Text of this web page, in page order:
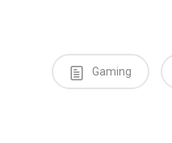
Gaming